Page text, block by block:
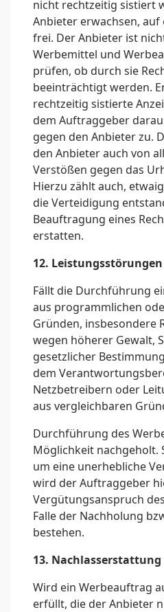
nicht rechtzeitig sistiert
Anbieter erwachsen,
frei. Der Anbieter ist
Werbemittel und
prüfen, ob durch sie
beeinträchtigt werden.
rechtzeitig sistierte
dem Auftraggeber
gegen den Anbieter zu.
den Anbieter auch von
Verstößen gegen das
Hierzu zählt auch,
die Verteidigung
Beauftragung eines
erstatten.
12.
Fällt die Durchführung
aus programmlichen
Gründen, insbesondere
wegen höherer Gewalt,
gesetzlicher
dem
Netzbetreibern oder
aus vergleichbaren
Durchführung des
Möglichkeit nachgeholt.
um eine unerhebliche
wird der Auftraggeber
Vergütungsanspruch
Falle der Nachholung
bestehen.
13. Nachlasserstattung
Wird ein Werbeauftrag
erfüllt, die der Anbieter